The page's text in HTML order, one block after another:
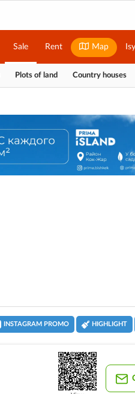
Sale Rent Map
Plots of land Country houses
INSTAGRAM PROMO HIGHLIGHT